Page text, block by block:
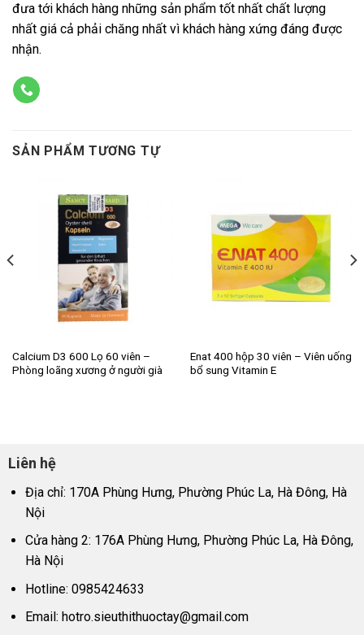
đưa tới khách hàng những sản phẩm tốt nhất chất lượng
nhất giá cả phải chăng nhất vì khách hàng xứng đáng được
nhận.
SẢN PHẨM TƯƠNG TỰ
Calcium D3 600 Lọ 60 viên –
Phòng loãng xương ở người già
Enat 400 hộp 30 viên – Viên uống
bổ sung Vitamin E
Liên hệ
Địa chỉ: 170A Phùng Hưng, Phường Phúc La, Hà Đông, Hà
Nội
Cửa hàng 2: 176A Phùng Hưng, Phường Phúc La, Hà Đông,
Hà Nội
Hotline: 0985424633
Email: hotro.sieuthithuoctay@gmail.com